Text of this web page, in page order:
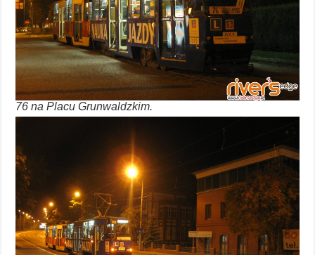
76 na Placu Grunwaldzkim.